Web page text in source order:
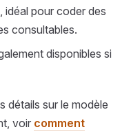
pour coder des
consultables.
disponibles si
détails sur le modèle
voir comment